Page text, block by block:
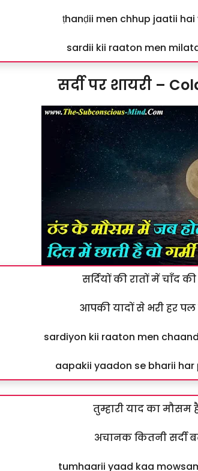
ṭhanḍii men chhup jaatii
sardii kii raaton men
सर्दी पर शायरी –
सर्दियों की रातों में चाँद
आपकी यादों से भरी हर पल
sardiyon kii raaton men
aapakii yaadon se bharii
तुम्हारी याद का मौसम
अचानक कितनी सर्दी
tumhaarii yaad kaa